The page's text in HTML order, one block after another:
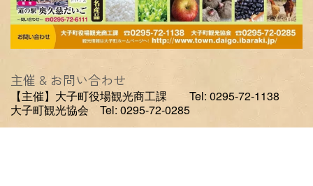
主催 & お問い合わせ
【主催】大子町役場観光商工課 Tel: 0295-72-1138
大子町観光協会 Tel: 0295-72-0285